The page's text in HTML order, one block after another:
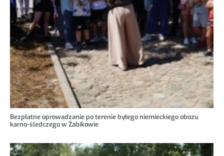
Bezpłatne oprowadzanie po terenie byłego niemieckiego obozu
karno-śledczego w Żabikowie